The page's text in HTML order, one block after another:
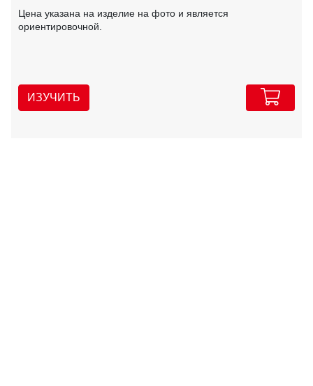
Цена указана на изделие на фото и является
ориентировочной.
ИЗУЧИТЬ